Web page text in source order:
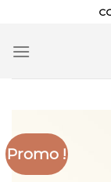
content
Promo !